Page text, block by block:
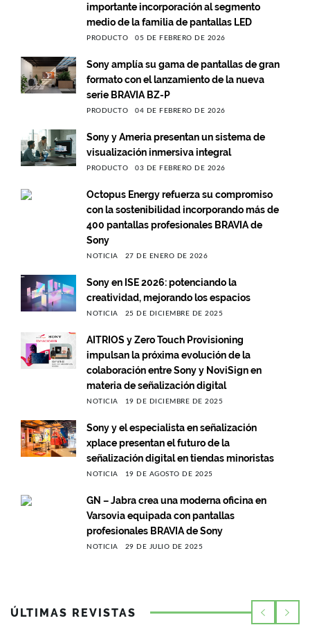
importante incorporación al segmento
medio de la familia de pantallas LED
PRODUCTO 05 DE FEBRERO DE 2026
Sony amplía su gama de pantallas de gran
formato con el lanzamiento de la nueva
serie BRAVIA BZ-P
PRODUCTO 04 DE FEBRERO DE 2026
Sony y Ameria presentan un sistema de
visualización inmersiva integral
PRODUCTO 03 DE FEBRERO DE 2026
Octopus Energy refuerza su compromiso
con la sostenibilidad incorporando más de
400 pantallas profesionales BRAVIA de
Sony
NOTICIA 27 DE ENERO DE 2026
Sony en ISE 2026: potenciando la
creatividad, mejorando los espacios
NOTICIA 25 DE DICIEMBRE DE 2025
AITRIOS y Zero Touch Provisioning
impulsan la próxima evolución de la
colaboración entre Sony y NoviSign en
materia de señalización digital
NOTICIA 19 DE DICIEMBRE DE 2025
Sony y el especialista en señalización
xplace presentan el futuro de la
señalización digital en tiendas minoristas
NOTICIA 19 DE AGOSTO DE 2025
GN – Jabra crea una moderna oficina en
Varsovia equipada con pantallas
profesionales BRAVIA de Sony
NOTICIA 29 DE JULIO DE 2025
ÚLTIMAS REVISTAS